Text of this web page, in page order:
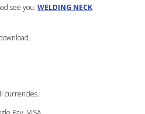
see you: WELDING NECK
currencies.